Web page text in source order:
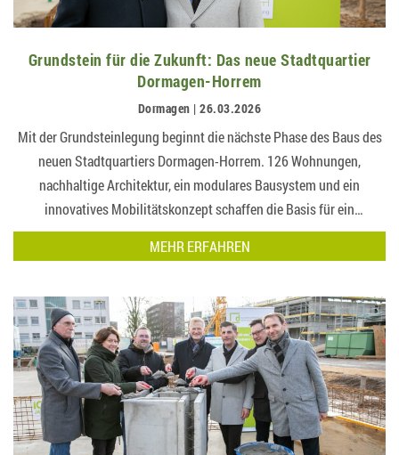
Grundstein für die Zukunft: Das neue Stadtquartier
Dormagen-Horrem
Dormagen | 26.03.2026
Mit der Grundsteinlegung beginnt die nächste Phase des Baus des
neuen Stadtquartiers Dormagen-Horrem. 126 Wohnungen,
nachhaltige Architektur, ein modulares Bausystem und ein
innovatives Mobilitätskonzept schaffen die Basis für ein
lebendiges und zukunftsfähiges Woh…
MEHR ERFAHREN